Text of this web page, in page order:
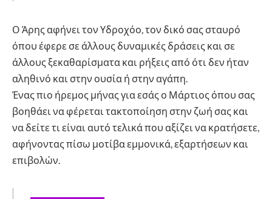
Ο Άρης αφήνει τον Υδροχόο, τον δικό σας σταυρό
όπου έφερε σε άλλους δυναμικές δράσεις και σε
άλλους ξεκαθαρίσματα και ρήξεις από ότι δεν ήταν
αληθινό και στην ουσία ή στην αγάπη.
Ένας πιο ήρεμος μήνας για εσάς ο Μάρτιος όπου σας
βοηθάει να φέρεται τακτοποίηση στην ζωή σας και
να δείτε τι είναι αυτό τελικά που αξίζει να κρατήσετε,
αφήνοντας πίσω μοτίβα εμμονικά, εξαρτήσεων και
επιβολών.